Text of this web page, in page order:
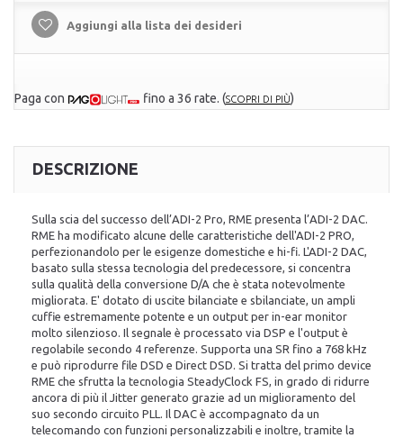
Aggiungi alla lista dei desideri
Paga con fino a 36 rate. (SCOPRI DI PIÙ)
DESCRIZIONE
Sulla scia del successo dell’ADI-2 Pro, RME presenta l’ADI-2 DAC.
RME ha modificato alcune delle caratteristiche dell'ADI-2 PRO,
perfezionandolo per le esigenze domestiche e hi-fi. L'ADI-2 DAC,
basato sulla stessa tecnologia del predecessore, si concentra
sulla qualità della conversione D/A che è stata notevolmente
migliorata. E' dotato di uscite bilanciate e sbilanciate, un ampli
cuffie estremamente potente e un output per in-ear monitor
molto silenzioso. Il segnale è processato via DSP e l'output è
regolabile secondo 4 referenze. Supporta una SR fino a 768 kHz
e può riprodurre file DSD e Direct DSD. Si tratta del primo device
RME che sfrutta la tecnologia SteadyClock FS, in grado di ridurre
ancora di più il Jitter generato grazie ad un miglioramento del
suo secondo circuito PLL. Il DAC è accompagnato da un
telecomando con funzioni personalizzabili e inoltre, tramite la